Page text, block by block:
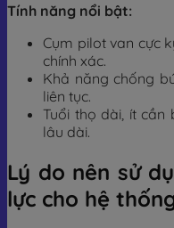
Tính năng nổi bật:
Cụm pilot van cực
chính xác.
Khả năng chống
liên tục.
Tuổi thọ dài, ít cần
lâu dài.
Lý do nên sử
lực cho hệ